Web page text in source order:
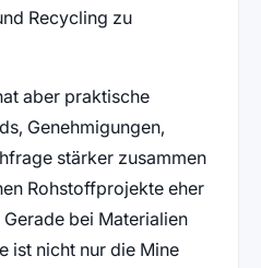
Recycling zu
aber praktische
Genehmigungen,
stärker zusammen
Rohstoffprojekte eher
bei Materialien
ist nicht nur die Mine